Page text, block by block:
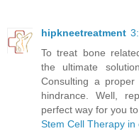
hipkneetreatment
To treat bone
the ultimate
Consulting a
hindrance. Well,
perfect way for you
Stem Cell Therapy in